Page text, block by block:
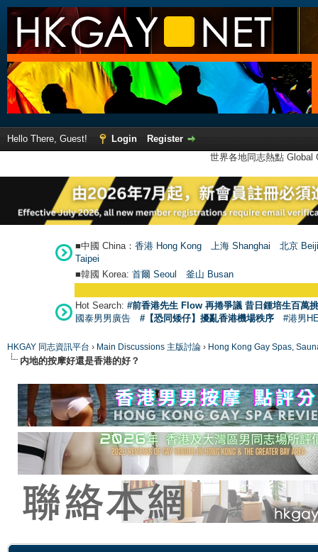
Hello There, Guest! Login
Register
世界各地同志熱點
■中國 China： 香港 Hong Kong 上海 Shanghai
北京
Taipei
■韓國 Korea: 首爾 Seoul 釜山 Busan
Hot Search: #前香港先生 Flow 再捲爭議 昔日鍾培生百萬
國泰男男廣告
#【恐同矮仔】擾亂香港機場秩序 #港男
HKGAY 同志資訊平台 › Main Discussions 主版討論 › Hong Kong Gay Spas,
内地的按摩好還是香港的好？